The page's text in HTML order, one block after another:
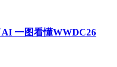
一图看懂WWDC26